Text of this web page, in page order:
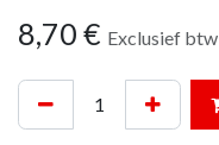
8,70 € Exclusief btw